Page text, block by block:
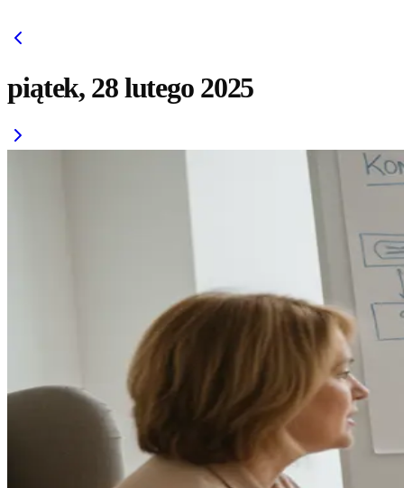
piątek, 28 lutego 2025